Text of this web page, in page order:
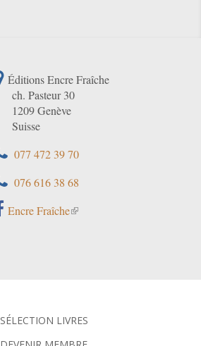
Éditions Encre Fraîche
ch. Pasteur 30
1209 Genève
Suisse
077 472 39 70
076 616 38 68
Encre Fraîche
SÉLECTION LIVRES